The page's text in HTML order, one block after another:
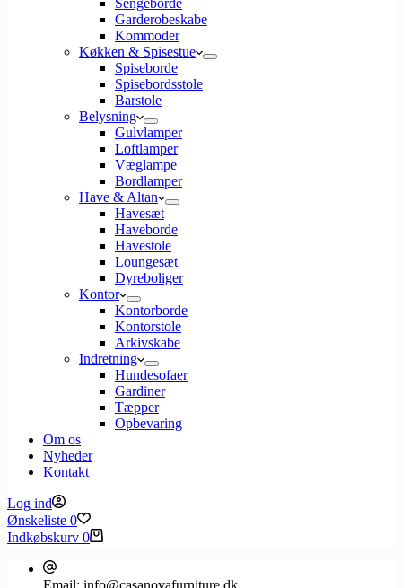
Sengeborde
Garderobeskabe
Kommoder
Køkken & Spisestue
Spiseborde
Spisebordsstole
Barstole
Belysning
Gulvlamper
Loftlamper
Væglampe
Bordlamper
Have & Altan
Havesæt
Haveborde
Havestole
Loungesæt
Dyreboliger
Kontor
Kontorborde
Kontorstole
Arkivskabe
Indretning
Hundesofaer
Gardiner
Tæpper
Opbevaring
Om os
Nyheder
Kontakt
Log ind
Ønskeliste 0
Indkøbskurv 0
Email: info@casanovafurniture.dk